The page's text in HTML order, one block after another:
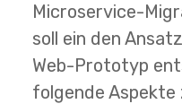
Microservice-
soll ein den
Web-Prototyp
folgende